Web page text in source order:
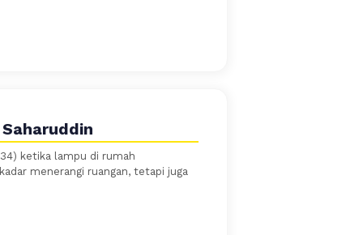
ketika lampu di rumah
menerangi ruangan, tetapi juga